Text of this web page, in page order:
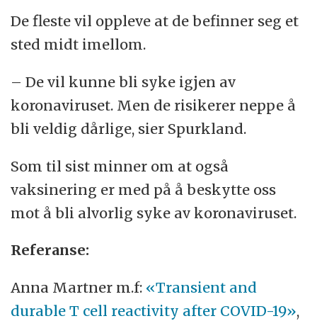
De fleste vil oppleve at de befinner seg et
sted midt imellom.
– De vil kunne bli syke igjen av
koronaviruset. Men de risikerer neppe å
bli veldig dårlige, sier Spurkland.
Som til sist minner om at også
vaksinering er med på å beskytte oss
mot å bli alvorlig syke av koronaviruset.
Referanse:
Anna Martner m.f: «Transient and
durable T cell reactivity after COVID-19»,